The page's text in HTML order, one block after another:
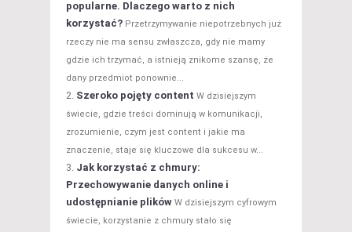
popularne. Dlaczego warto z nich
korzystać? Przetrzymywanie niepotrzebnych już
rzeczy nie ma sensu zwłaszcza, gdy nie mamy
gdzie ich trzymać, a istnieją znikome szansę, że
dany przedmiot ponownie...
Szeroko pojęty content W dzisiejszym
świecie, gdzie treści dominują w komunikacji,
zrozumienie, czym jest content i jakie ma
znaczenie, staje się kluczowe dla sukcesu w...
Jak korzystać z chmury:
Przechowywanie danych online i
udostępnianie plików W dzisiejszym cyfrowym
świecie, korzystanie z chmury stało się